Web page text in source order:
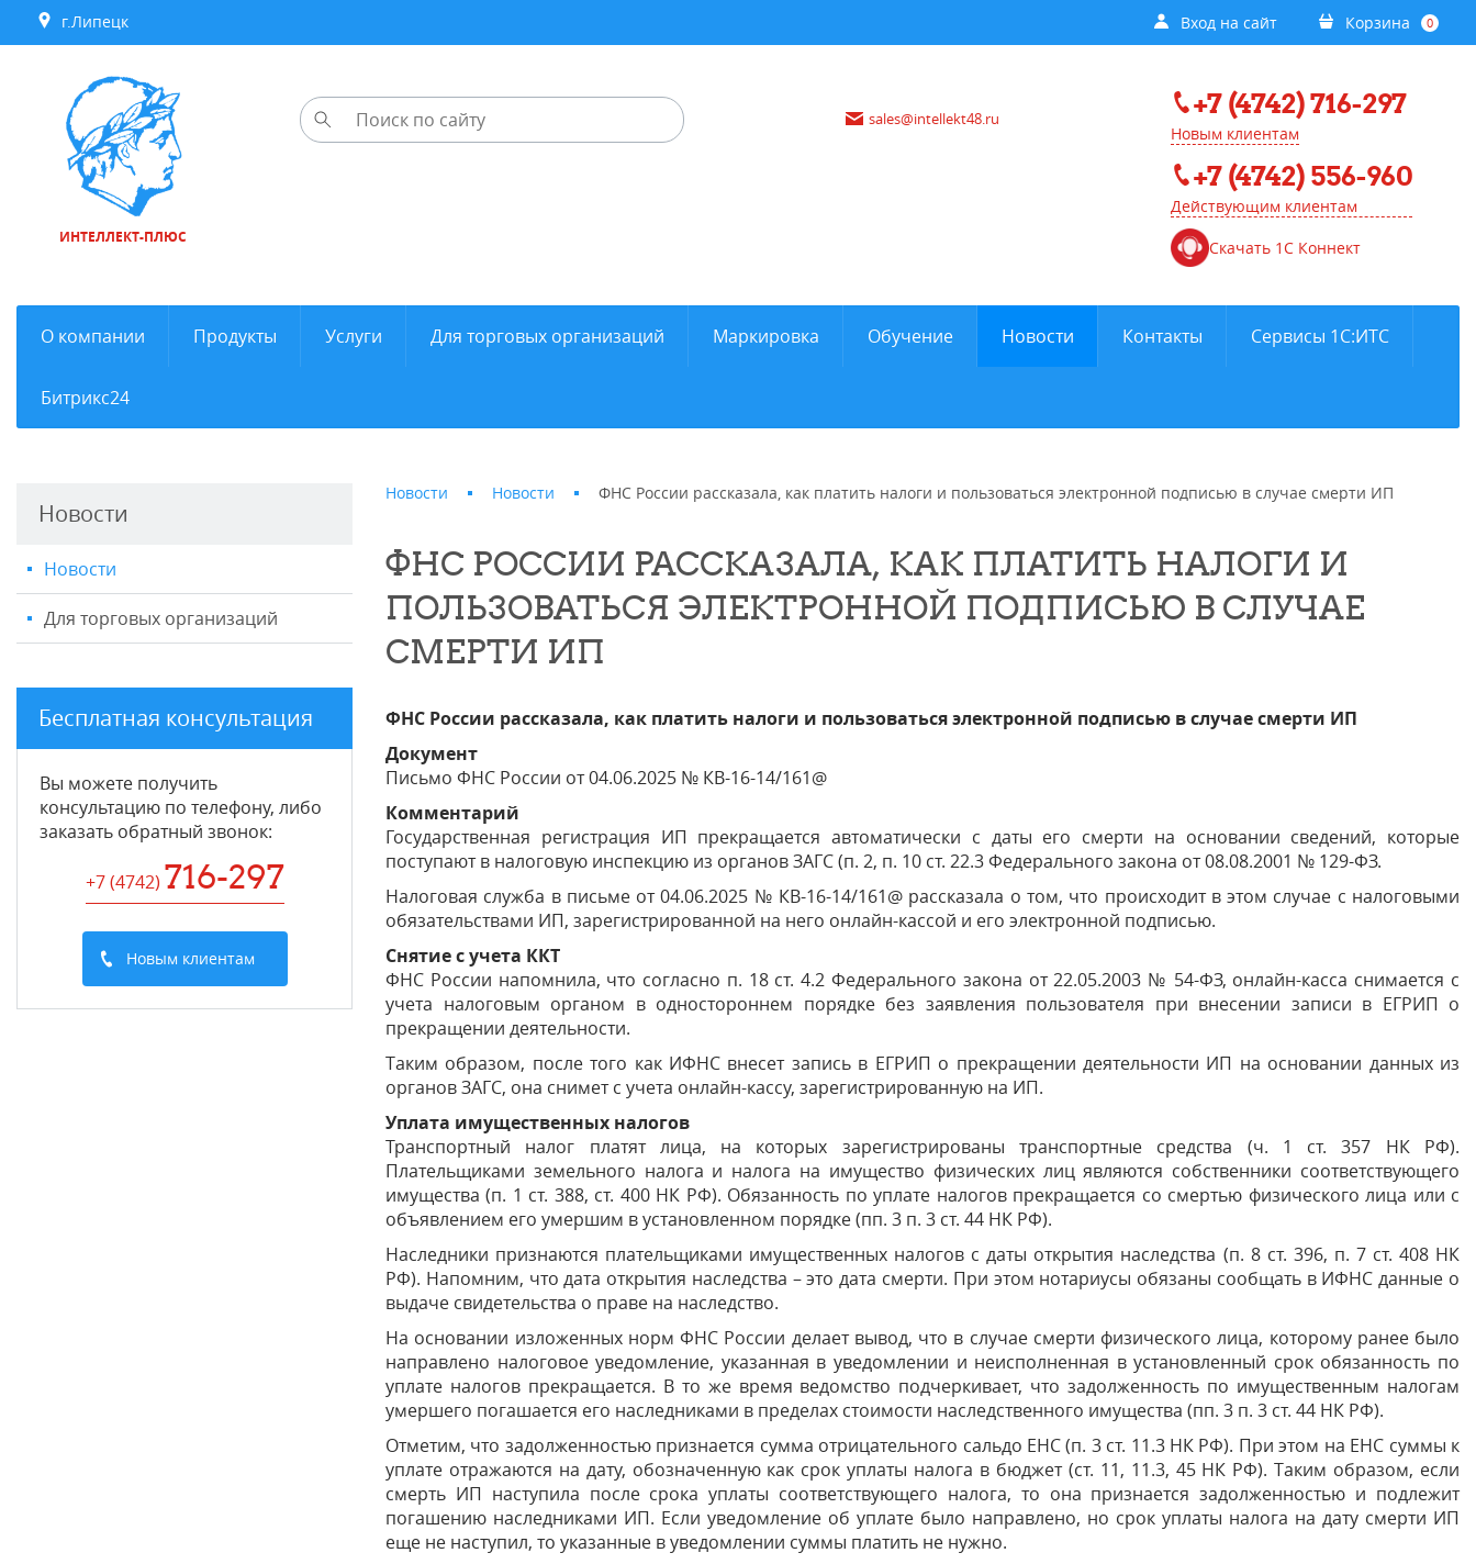
г.Липецк Вход на сайт Корзина 0
ИНТЕЛЛЕКТ-ПЛЮС
sales@intellekt48.ru +7 (4742) 716-297
Новым клиентам
+7 (4742) 556-960
Действующим клиентам
Скачать 1С Коннект
О компании Продукты Услуги Для торговых организаций Маркировка Обучение Новости Контакты Сервисы 1С:ИТС
Битрикс24
Новости
Новости
Для торговых организаций
Бесплатная консультация
Вы можете получить
консультацию по телефону, либо
заказать обратный звонок:
+7 (4742) 716-297
Новым клиентам
Новости Новости ФНС России рассказала, как платить налоги и пользоваться электронной подписью в случае смерти ИП
ФНС РОССИИ РАССКАЗАЛА, КАК ПЛАТИТЬ НАЛОГИ И
ПОЛЬЗОВАТЬСЯ ЭЛЕКТРОННОЙ ПОДПИСЬЮ В СЛУЧАЕ
СМЕРТИ ИП
ФНС России рассказала, как платить налоги и пользоваться электронной подписью в случае смерти ИП
Документ
Письмо ФНС России от 04.06.2025 № КВ-16-14/161@
Комментарий
Государственная регистрация ИП прекращается автоматически с даты его смерти на основании сведений, которые
поступают в налоговую инспекцию из органов ЗАГС (п. 2, п. 10 ст. 22.3 Федерального закона от 08.08.2001 № 129-ФЗ.
Налоговая служба в письме от 04.06.2025 № КВ-16-14/161@ рассказала о том, что происходит в этом случае с налоговыми
обязательствами ИП, зарегистрированной на него онлайн-кассой и его электронной подписью.
Снятие с учета ККТ
ФНС России напомнила, что согласно п. 18 ст. 4.2 Федерального закона от 22.05.2003 № 54-ФЗ, онлайн-касса снимается с
учета налоговым органом в одностороннем порядке без заявления пользователя при внесении записи в ЕГРИП о
прекращении деятельности.
Таким образом, после того как ИФНС внесет запись в ЕГРИП о прекращении деятельности ИП на основании данных из
органов ЗАГС, она снимет с учета онлайн-кассу, зарегистрированную на ИП.
Уплата имущественных налогов
Транспортный налог платят лица, на которых зарегистрированы транспортные средства (ч. 1 ст. 357 НК РФ).
Плательщиками земельного налога и налога на имущество физических лиц являются собственники соответствующего
имущества (п. 1 ст. 388, ст. 400 НК РФ). Обязанность по уплате налогов прекращается со смертью физического лица или с
объявлением его умершим в установленном порядке (пп. 3 п. 3 ст. 44 НК РФ).
Наследники признаются плательщиками имущественных налогов с даты открытия наследства (п. 8 ст. 396, п. 7 ст. 408 НК
РФ). Напомним, что дата открытия наследства – это дата смерти. При этом нотариусы обязаны сообщать в ИФНС данные о
выдаче свидетельства о праве на наследство.
На основании изложенных норм ФНС России делает вывод, что в случае смерти физического лица, которому ранее было
направлено налоговое уведомление, указанная в уведомлении и неисполненная в установленный срок обязанность по
уплате налогов прекращается. В то же время ведомство подчеркивает, что задолженность по имущественным налогам
умершего погашается его наследниками в пределах стоимости наследственного имущества (пп. 3 п. 3 ст. 44 НК РФ).
Отметим, что задолженностью признается сумма отрицательного сальдо ЕНС (п. 3 ст. 11.3 НК РФ). При этом на ЕНС суммы к
уплате отражаются на дату, обозначенную как срок уплаты налога в бюджет (ст. 11, 11.3, 45 НК РФ). Таким образом, если
смерть ИП наступила после срока уплаты соответствующего налога, то она признается задолженностью и подлежит
погашению наследниками ИП. Если уведомление об уплате было направлено, но срок уплаты налога на дату смерти ИП
еще не наступил, то указанные в уведомлении суммы платить не нужно.